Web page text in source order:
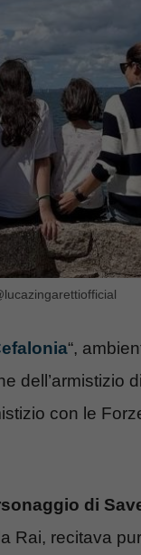
“,
dell’armistizio
con le
di
Rai, recitava